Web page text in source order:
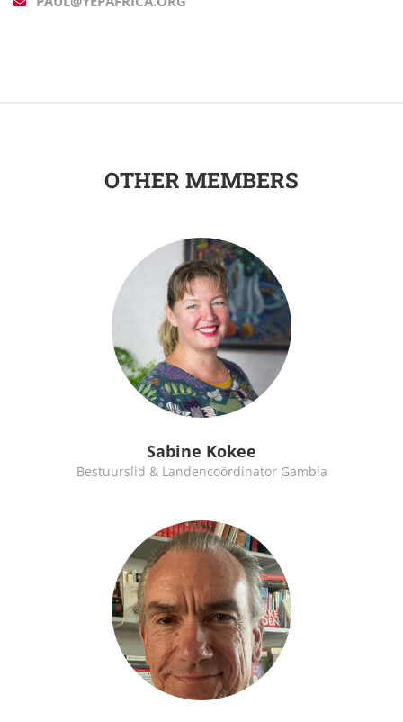
OTHER MEMBERS
Sabine Kokee
Bestuurslid & Landencoördinator Gambia